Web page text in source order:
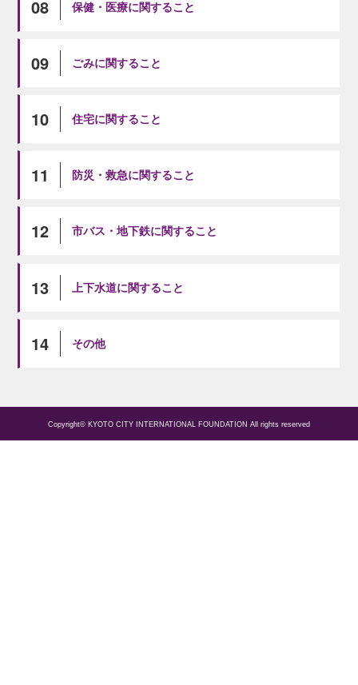
08 保健・医療に関すること
09 ごみに関すること
10 住宅に関すること
11 防災・救急に関すること
12 市バス・地下鉄に関すること
13 上下水道に関すること
14 その他
Copyright© KYOTO CITY INTERNATIONAL FOUNDATION All rights reserved